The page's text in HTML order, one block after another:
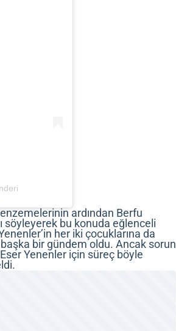
ardından Berfu
söyleyerek bu konuda eğlenceli
her iki çocuklarına da
başka bir gündem oldu. Ancak sorun
Yenenler için süreç böyle